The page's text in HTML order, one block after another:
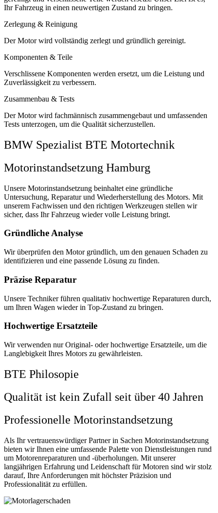
Ihr Fahrzeug in einen neuwertigen Zustand zu bringen.
Zerlegung & Reinigung
Der Motor wird vollständig zerlegt und gründlich gereinigt.
Komponenten & Teile
Verschlissene Komponenten werden ersetzt, um die Leistung und
Zuverlässigkeit zu verbessern.
Zusammenbau & Tests
Der Motor wird fachmännisch zusammengebaut und umfassenden
Tests unterzogen, um die Qualität sicherzustellen.
BMW Spezialist BTE Motortechnik
Motorinstandsetzung Hamburg
Unsere Motorinstandsetzung beinhaltet eine gründliche
Untersuchung, Reparatur und Wiederherstellung des Motors. Mit
unserem Fachwissen und den richtigen Werkzeugen stellen wir
sicher, dass Ihr Fahrzeug wieder volle Leistung bringt.
Gründliche Analyse
Wir überprüfen den Motor gründlich, um den genauen Schaden zu
identifizieren und eine passende Lösung zu finden.
Präzise Reparatur
Unsere Techniker führen qualitativ hochwertige Reparaturen durch,
um Ihren Wagen wieder in Top-Zustand zu bringen.
Hochwertige Ersatzteile
Wir verwenden nur Original- oder hochwertige Ersatzteile, um die
Langlebigkeit Ihres Motors zu gewährleisten.
BTE Philosopie
Qualität ist kein Zufall seit über 40 Jahren
Professionelle Motorinstandsetzung
Als Ihr vertrauenswürdiger Partner in Sachen Motorinstandsetzung
bieten wir Ihnen eine umfassende Palette von Dienstleistungen rund
um Motorenreparaturen und -überholungen. Mit unserer
langjährigen Erfahrung und Leidenschaft für Motoren sind wir stolz
darauf, Ihre Anforderungen mit höchster Präzision und
Professionalität zu erfüllen.